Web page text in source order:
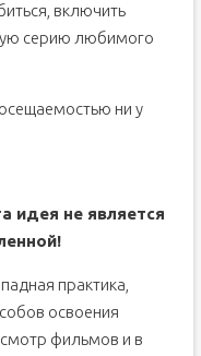
включить
серию любимого
ни у
идея не является
практика,
освоения
фильмов и в